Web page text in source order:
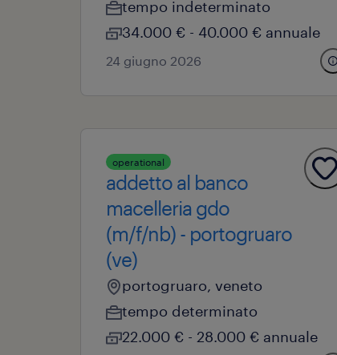
tempo indeterminato
34.000 € - 40.000 € annuale
24 giugno 2026
operational
addetto al banco
macelleria gdo
(m/f/nb) - portogruaro
(ve)
portogruaro, veneto
tempo determinato
22.000 € - 28.000 € annuale